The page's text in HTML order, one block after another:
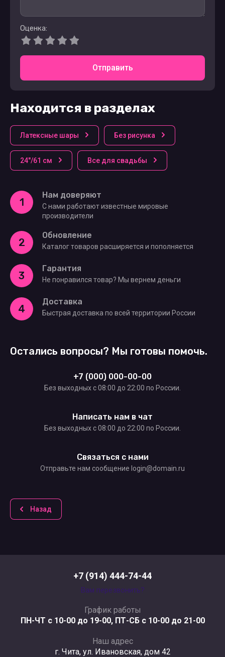
Оценка:
Отправить
Находится в разделах
Латексные шары Без рисунка
24"/61 см Все для свадьбы
1
Нам доверяют
С нами работают известные мировые
производители
2
Обновление
Каталог товаров расширяется и пополняется
3
Гарантия
Не понравился товар? Мы вернем деньги
4
Доставка
Быстрая доставка по всей территории России
Остались вопросы? Мы готовы помочь.
+7 (000) 000-00-00
Без выходных c 08:00 до 22:00 по России.
Написать нам в чат
Без выходных c 08:00 до 22:00 по России.
Связаться с нами
Отправьте нам сообщение login@domain.ru
Назад
+7 (914) 444-74-44
Вам перезвонить?
График работы
ПН-ЧТ с 10-00 до 19-00, ПТ-СБ с 10-00 до 21-00
Наш адрес
г. Чита, ул. Ивановская, дом 42